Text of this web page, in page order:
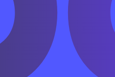
перед действием.